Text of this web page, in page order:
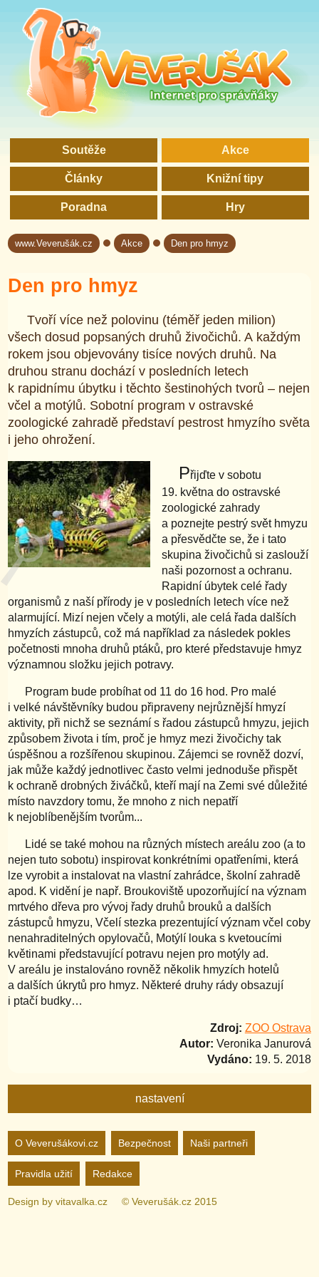
Soutěže Akce
Články Knižní tipy
Poradna Hry
www.Veverušák.cz→ Akce→ Den pro hmyz
Den pro hmyz
Tvoří více než polovinu (téměř jeden milion)
všech dosud popsaných druhů živočichů. A každým
rokem jsou objevovány tisíce nových druhů. Na
druhou stranu dochází v posledních letech
k rapidnímu úbytku i těchto šestinohých tvorů – nejen
včel a motýlů. Sobotní program v ostravské
zoologické zahradě představí pestrost hmyzího světa
i jeho ohrožení.
Přijďte v sobotu
19. května do ostravské
zoologické zahrady
a poznejte pestrý svět hmyzu
a přesvědčte se, že i tato
skupina živočichů si zaslouží
naši pozornost a ochranu.
Rapidní úbytek celé řady
organismů z naší přírody je v posledních letech více než
alarmující. Mizí nejen včely a motýli, ale celá řada dalších
hmyzích zástupců, což má například za následek pokles
početnosti mnoha druhů ptáků, pro které představuje hmyz
významnou složku jejich potravy.
Program bude probíhat od 11 do 16 hod. Pro malé
i velké návštěvníky budou připraveny nejrůznější hmyzí
aktivity, při nichž se seznámí s řadou zástupců hmyzu, jejich
způsobem života i tím, proč je hmyz mezi živočichy tak
úspěšnou a rozšířenou skupinou. Zájemci se rovněž dozví,
jak může každý jednotlivec často velmi jednoduše přispět
k ochraně drobných živáčků, kteří mají na Zemi své důležité
místo navzdory tomu, že mnoho z nich nepatří
k nejoblíbenějším tvorům...
Lidé se také mohou na různých místech areálu zoo (a to
nejen tuto sobotu) inspirovat konkrétními opatřeními, která
lze vyrobit a instalovat na vlastní zahrádce, školní zahradě
apod. K vidění je např. Broukoviště upozorňující na význam
mrtvého dřeva pro vývoj řady druhů brouků a dalších
zástupců hmyzu, Včelí stezka prezentující význam včel coby
nenahraditelných opylovačů, Motýlí louka s kvetoucími
květinami představující potravu nejen pro motýly ad.
V areálu je instalováno rovněž několik hmyzích hotelů
a dalších úkrytů pro hmyz. Některé druhy rády obsazují
i ptačí budky…
Zdroj: ZOO Ostrava
Autor: Veronika Janurová
Vydáno: 19. 5. 2018
nastavení
Nastavení webu
Animované
O Veverušákovi.cz Bezpečnost Naši partneři
Pravidla užití Redakce
Design byvitavalka.cz © Veverušák.cz 2015